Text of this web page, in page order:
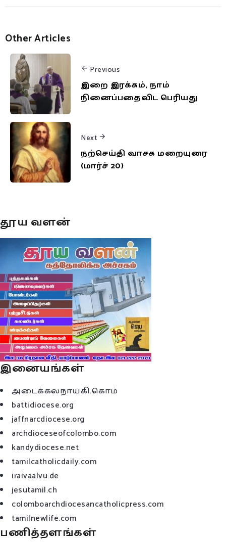
Other Articles
Previous
இறை இரக்கம், நாம்
நினைப்பதைவிட பெரியது
Next
நற்செய்தி வாசக மறையுரை
(மார்ச் 20)
தூய வளன்
இனையங்கள்
அடைக்கலநாயகி.கொம்
battidiocese.org
jaffnarcdiocese.org
archdioceseofcolombo.com
kandydiocese.net
tamilcatholicdaily.com
iraivaalvu.de
jesutamil.ch
colomboarchdiocesancatholicpress.com
tamilnewlife.com
பணித்தளங்கள்